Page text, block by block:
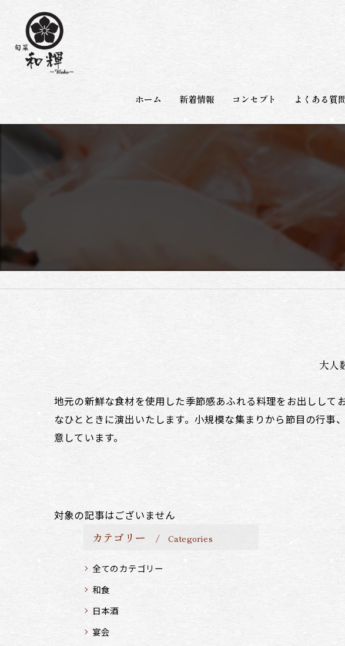
ホーム 新着情報 コンセプト よくある質
大人
地元の新鮮な食材を使用した季節感あふれる料理をお出しし
なひとときに演出いたします。小規模な集まりから節目の行
意しています。
対象の記事はございません
カテゴリー Categories
全てのカテゴリー
和食
日本酒
宴会